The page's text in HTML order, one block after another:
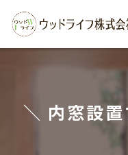
＼ 内窓設